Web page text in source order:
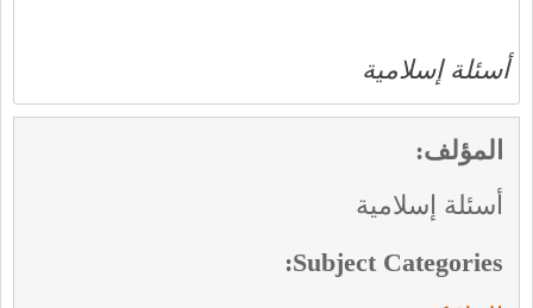
أسئلة إسلامية
المؤلف:
أسئلة إسلامية
Subject Categories: